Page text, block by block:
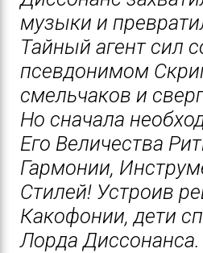
музыки и
Тайный агент сил
псевдонимом
смельчаков и
Но сначала
Его Величества
Гармонии,
Стилей! Устроив
Какофонии, дети
Лорда Диссонанса.